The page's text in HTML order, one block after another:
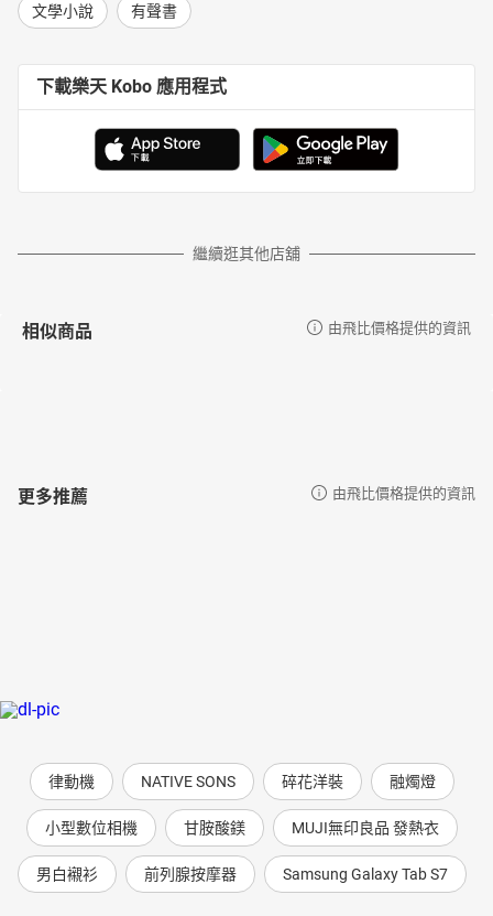
文學小說 有聲書
下載樂天 Kobo 應用程式
繼續逛其他店舖
相似商品 由飛比價格提供的資訊
更多推薦 由飛比價格提供的資訊
律動機 NATIVE SONS 碎花洋裝 融燭燈
小型數位相機 甘胺酸鎂 MUJI無印良品 發熱衣
男白襯衫 前列腺按摩器 Samsung Galaxy Tab S7